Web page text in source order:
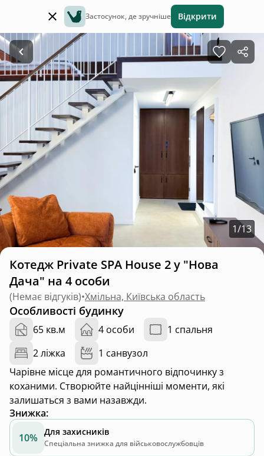
Застосунок, де зручніше Відкрити
1/13
Котедж Private SPA House 2 у "Нова
Дача" на 4 особи
(Немає відгуків)•Хмільна, Київська область
Особливості будинку
65 кв.м 4 особи
1 спальня
2 ліжка
1 санвузол
Чарівне місце для романтичного відпочинку з
коханими. Створюйте найцінніші моменти, які
залишаться з вами назавжди.
Знижка:
10% Для захисників
Спеціальна знижка для військовослужбовців